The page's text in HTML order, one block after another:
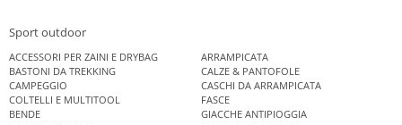
Sport outdoor
ACCESSORI PER ZAINI E DRYBAG
ARRAMPICATA
BASTONI DA TREKKING
CALZE & PANTOFOLE
CAMPEGGIO
CASCHI DA ARRAMPICATA
COLTELLI E MULTITOOL
FASCE
BENDE
GIACCHE ANTIPIOGGIA